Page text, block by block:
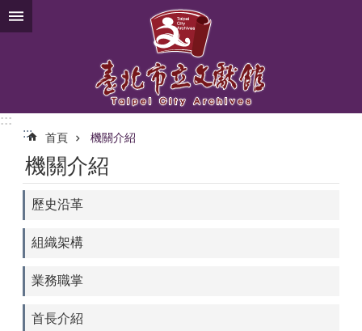
跳到主要內容區塊
:::
:::
首頁 機關介紹
機關介紹
歷史沿革
組織架構
業務職掌
首長介紹